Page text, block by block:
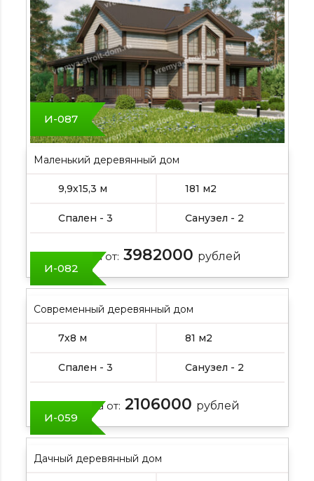
И-087
Маленький деревянный дом
9,9х15,3 м 181 м2
Спален - 3 Санузел - 2
Цена от: 3982000 рублей
И-082
Современный деревянный дом
7х8 м 81 м2
Спален - 3 Санузел - 2
Цена от: 2106000 рублей
И-059
Дачный деревянный дом